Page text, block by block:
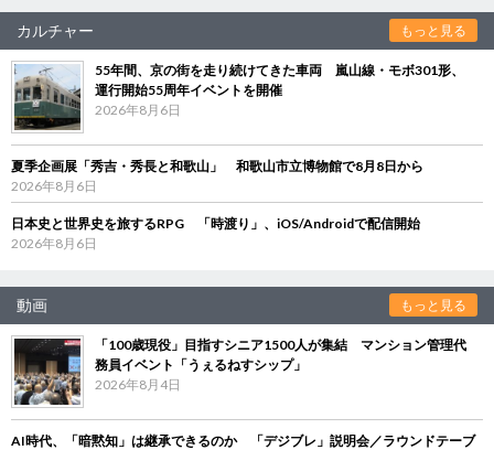
カルチャー もっと見る
55年間、京の街を走り続けてきた車両 嵐山線・モボ301形、
運行開始55周年イベントを開催
2026年8月6日
夏季企画展「秀吉・秀長と和歌山」 和歌山市立博物館で8月8日から
2026年8月6日
日本史と世界史を旅するRPG 「時渡り」、iOS/Androidで配信開始
2026年8月6日
動画 もっと見る
「100歳現役」目指すシニア1500人が集結 マンション管理代
務員イベント「うぇるねすシップ」
2026年8月4日
AI時代、「暗黙知」は継承できるのか 「デジブレ」説明会／ラウンドテーブ